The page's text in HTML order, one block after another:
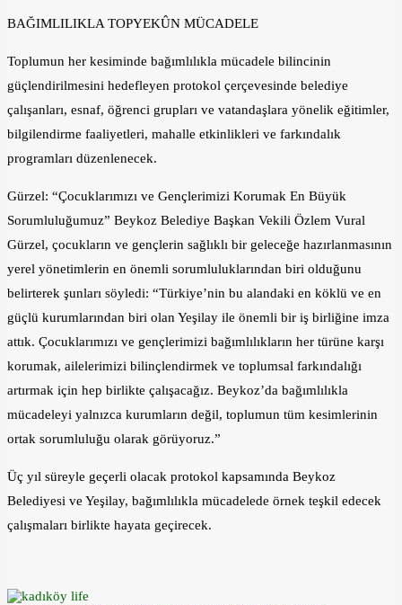
BAĞIMLILIKLA TOPYEKÛN MÜCADELE
Toplumun her kesiminde bağımlılıkla mücadele bilincinin
güçlendirilmesini hedefleyen protokol çerçevesinde belediye
çalışanları, esnaf, öğrenci grupları ve vatandaşlara yönelik eğitimler,
bilgilendirme faaliyetleri, mahalle etkinlikleri ve farkındalık
programları düzenlenecek.
Gürzel: “Çocuklarımızı ve Gençlerimizi Korumak En Büyük
Sorumluluğumuz” Beykoz Belediye Başkan Vekili Özlem Vural
Gürzel, çocukların ve gençlerin sağlıklı bir geleceğe hazırlanmasının
yerel yönetimlerin en önemli sorumluluklarından biri olduğunu
belirterek şunları söyledi: “Türkiye’nin bu alandaki en köklü ve en
güçlü kurumlarından biri olan Yeşilay ile önemli bir iş birliğine imza
attık. Çocuklarımızı ve gençlerimizi bağımlılıkların her türüne karşı
korumak, ailelerimizi bilinçlendirmek ve toplumsal farkındalığı
artırmak için hep birlikte çalışacağız. Beykoz’da bağımlılıkla
mücadeleyi yalnızca kurumların değil, toplumun tüm kesimlerinin
ortak sorumluluğu olarak görüyoruz.”
Üç yıl süreyle geçerli olacak protokol kapsamında Beykoz
Belediyesi ve Yeşilay, bağımlılıkla mücadelede örnek teşkil edecek
çalışmaları birlikte hayata geçirecek.